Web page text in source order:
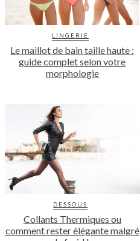
LINGERIE
Le maillot de bain taille haute :
guide complet selon votre
morphologie
DESSOUS
Collants Thermiques ou
comment rester élégante malgré